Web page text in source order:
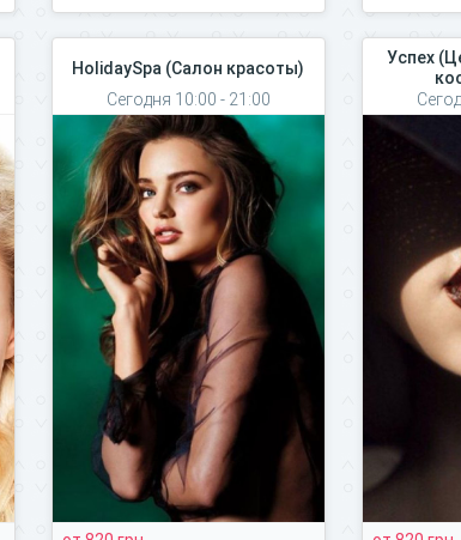
HolidaySpa (Салон красоты)
Сегодня 10:00 - 21:00
Успех